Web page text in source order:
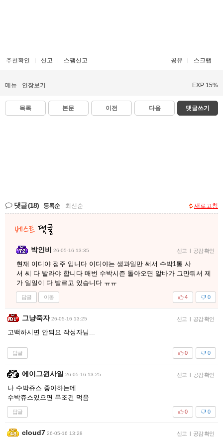
추천확인 신고 스팸신고 공유 스크랩
메뉴 인장보기 EXP 15%
목록 본문 이전 다음 댓글쓰기
댓글(18) 등록순 최신순 새로고침
박인비 26-05-16 13:35 신고 | 공감 확인
현재 이디야 점주 입니다 이디야는 생과일만 써서 수박1통 사
서 씨 다 발라야 합니다 매번 수박시즌 돌아오면 알바가 그만둬서 제
가 일일이 다 발르고 있습니다 ㅠㅠ
답글 이동 0
4
그냥죽자 26-05-16 13:25 신고 | 공감 확인
고백하시면 안되요 작성자님...
답글 0
0
에이그윈사일 26-05-16 13:25 신고 | 공감 확인
나 수박쥬스 좋아하는데
수박쥬스있으면 무조건 먹음
답글 0
0
cloud7 26-05-16 13:28 신고 | 공감 확인